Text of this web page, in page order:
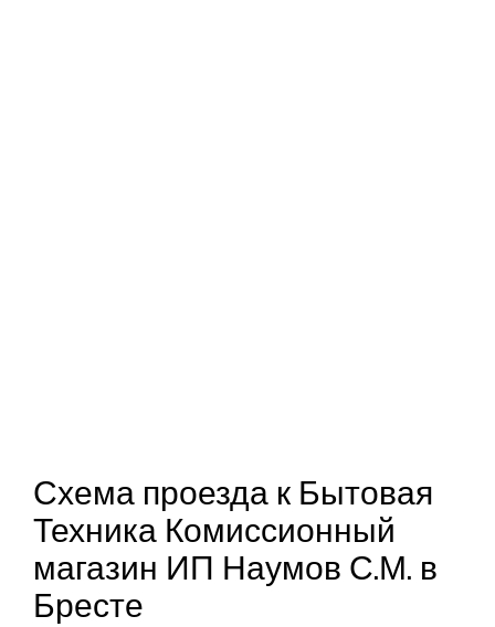
Схема проезда к Бытовая
Техника Комиссионный
магазин ИП Наумов С.М. в
Бресте